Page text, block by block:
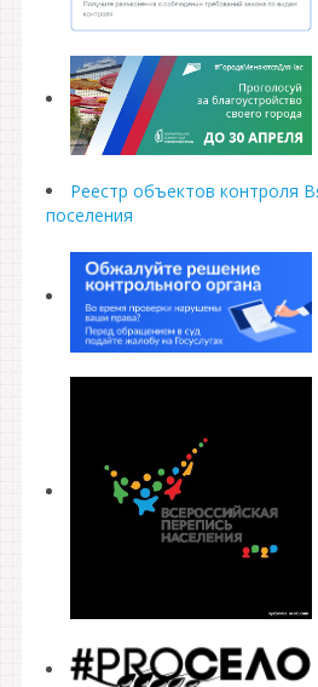
Реестр объектов контроля
поселения